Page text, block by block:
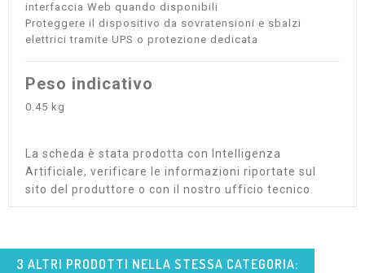
interfaccia Web quando disponibili
Proteggere il dispositivo da sovratensioni e sbalzi
elettrici tramite UPS o protezione dedicata
Peso indicativo
0.45 kg
La scheda è stata prodotta con Intelligenza
Artificiale, verificare le informazioni riportate sul
sito del produttore o con il nostro ufficio tecnico.
3 ALTRI PRODOTTI NELLA STESSA CATEGORIA: